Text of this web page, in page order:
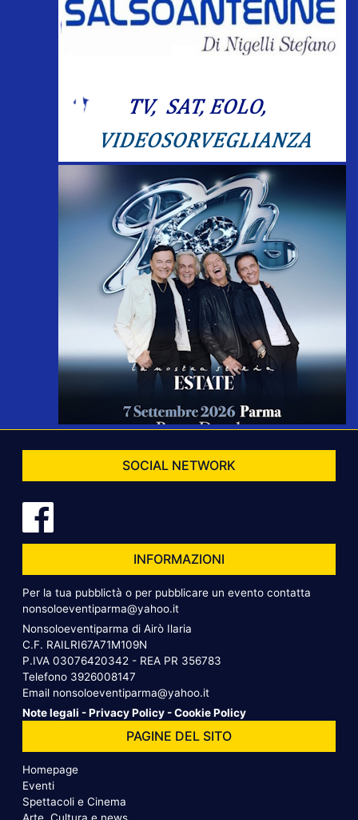
SOCIAL NETWORK
INFORMAZIONI
Per la tua pubblictà o per pubblicare un evento contatta
nonsoloeventiparma@yahoo.it
Nonsoloeventiparma di Airò Ilaria
C.F. RAILRI67A71M109N
P.IVA 03076420342 - REA PR 356783
Telefono 3926008147
Email nonsoloeventiparma@yahoo.it
Note legali -Privacy Policy -Cookie Policy
PAGINE DEL SITO
Homepage
Eventi
Spettacoli e Cinema
Arte, Cultura e news